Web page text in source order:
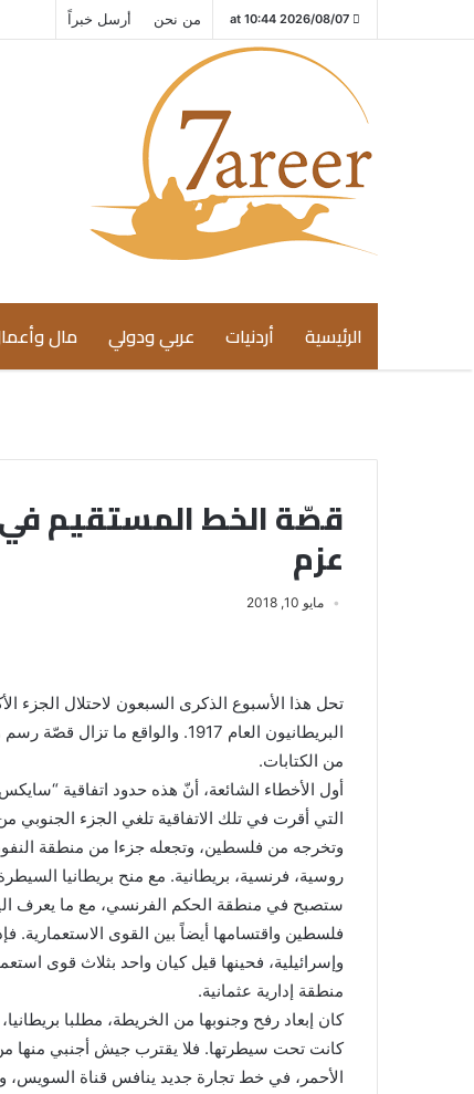
2026/08/07 at 10:44 من نحن أرسل خبراً
الرئيسية أردنيات عربي ودولي مال
قصّة الخط المستقيم
عزم
مايو 10, 2018
تحل هذا الأسبوع الذكرى السبعون لاحتلال الجزء
البريطانيون العام 1917.
من الكتابات.
التي أقرت في تلك الاتفاقية تلغي الجزء
وتخرجه من فلسطين، وتجعله جزءا من منطقة
روسية، فرنسية، بريطانية. مع منح بريطانيا
ستصبح في منطقة الحكم الفرنسي، مع ما يعرف
فلسطين واقتسامها أيضاً بين القوى الاستعمارية.
وإسرائيلية، فحينها قيل كيان واحد بثلاث قوى
منطقة إدارية عثمانية.
كان إبعاد رفح وجنوبها من الخريطة، مطلبا
كانت تحت سيطرتها. فلا يقترب جيش أجنبي منها
الأحمر، في خط تجارة جديد ينافس قناة السويس،